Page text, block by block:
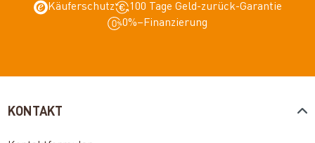
Käuferschutz
100 Tage Geld-zurück-Garantie
0%–Finanzierung
KONTAKT